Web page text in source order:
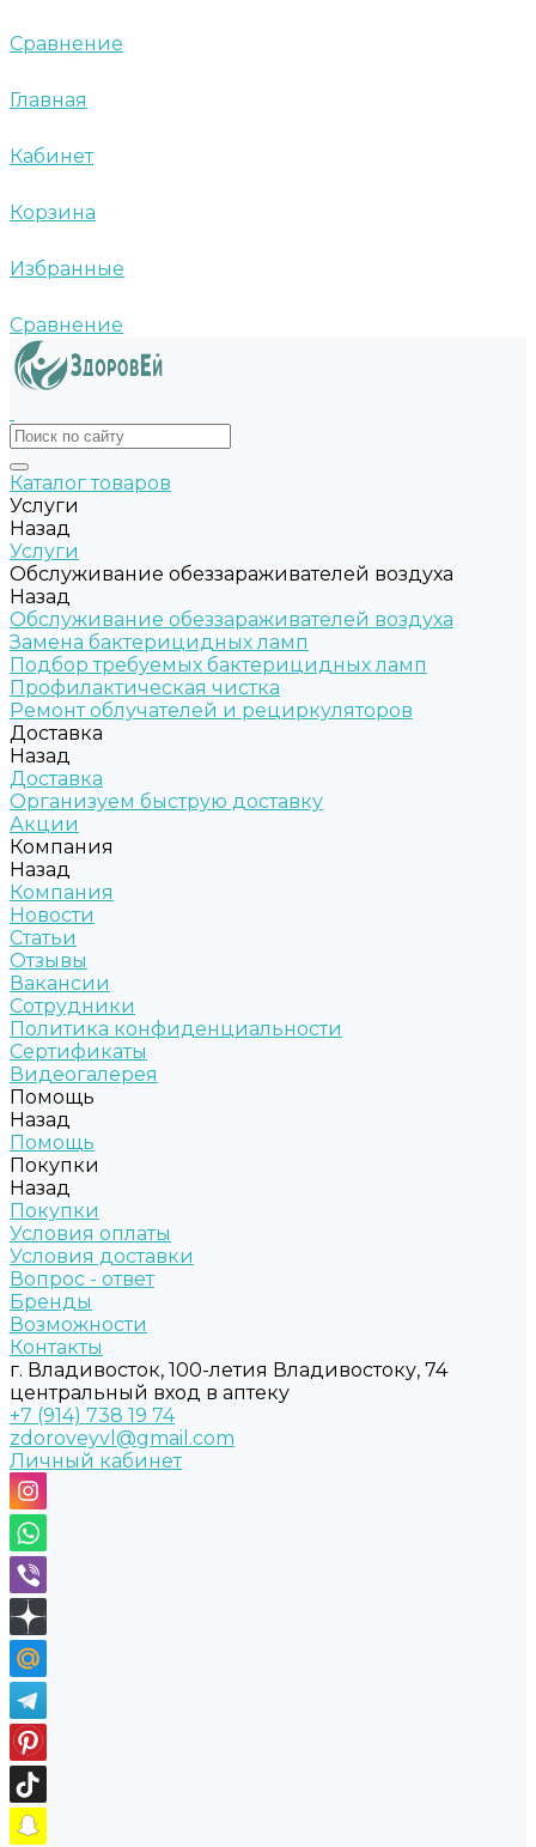
Сравнение
Главная
Кабинет
Корзина
Избранные
Сравнение
Каталог товаров
Услуги
Назад
Услуги
Обслуживание обеззараживателей воздуха
Назад
Обслуживание обеззараживателей воздуха
Замена бактерицидных ламп
Подбор требуемых бактерицидных ламп
Профилактическая чистка
Ремонт облучателей и рециркуляторов
Доставка
Назад
Доставка
Организуем быструю доставку
Акции
Компания
Назад
Компания
Новости
Статьи
Отзывы
Вакансии
Сотрудники
Политика конфиденциальности
Сертификаты
Видеогалерея
Помощь
Назад
Помощь
Покупки
Назад
Покупки
Условия оплаты
Условия доставки
Вопрос - ответ
Бренды
Возможности
Контакты
г. Владивосток, 100-летия Владивостоку, 74
центральный вход в аптеку
+7 (914) 738 19 74
zdoroveyvl@gmail.com
Личный кабинет